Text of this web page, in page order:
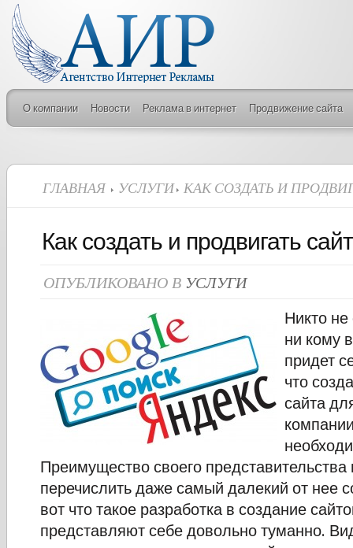
О компании Новости Реклама в интернет Продвижение сайта
ГЛАВНАЯ УСЛУГИ КАК СОЗДАТЬ И
Как создать и продвигать сайт
ОПУБЛИКОВАНО В УСЛУГИ
Никто
ни кому
придет
что
сайта
Преимущество своего представительства
перечислить даже самый далекий от нее
вот что такое разработка в создание
представляют себе довольно туманно.